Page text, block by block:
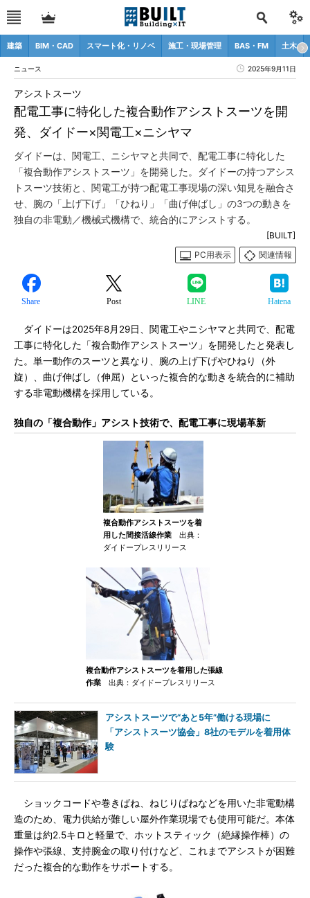
建築 BIM・CAD スマート化・リノベ 施工・現場管理 BAS・FM 土木
ニュース 2025年9月11日
配電工事に特化した複合動作アシストスーツを開
発、ダイドー×関電工×ニシヤマ
アシストスーツ
ダイドーは、関電工、ニシヤマと共同で、配電工事に特化した
「複合動作アシストスーツ」を開発した。ダイドーの持つアシス
トスーツ技術と、関電工が持つ配電工事現場の深い知見を融合さ
せ、腕の「上げ下げ」「ひねり」「曲げ伸ばし」の3つの動きを
独自の非電動／機械式機構で、統合的にアシストする。
[BUILT]
PC用表示
関連情報
Share Post LINE Hatena
ダイドーは2025年8月29日、関電工やニシヤマと共同で、配電
工事に特化した「複合動作アシストスーツ」を開発したと発表し
た。単一動作のスーツと異なり、腕の上げ下げやひねり（外
旋）、曲げ伸ばし（伸屈）といった複合的な動きを統合的に補助
する非電動機構を採用している。
独自の「複合動作」アシスト技術で、配電工事に現場革新
複合動作アシストスーツを着
用した間接活線作業 出典：
ダイドープレスリリース
複合動作アシストスーツを着用した張線
作業 出典：ダイドープレスリリース
アシストスーツで“あと5年”働ける現場に
「アシストスーツ協会」8社のモデルを着用体
験
ショックコードや巻きばね、ねじりばねなどを用いた非電動構
造のため、電力供給が難しい屋外作業現場でも使用可能だ。本体
重量は約2.5キロと軽量で、ホットスティック（絶縁操作棒）の
操作や張線、支持腕金の取り付けなど、これまでアシストが困難
だった複合的な動作をサポートする。